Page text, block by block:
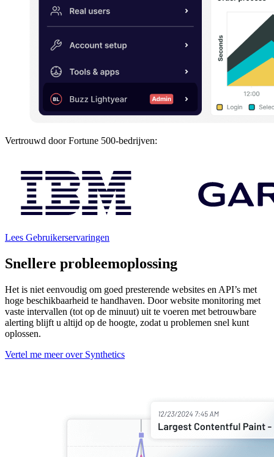
Vertrouwd door Fortune 500-bedrijven:
Lees Gebruikerservaringen
Snellere probleemoplossing
Het is niet eenvoudig om goed presterende websites en API’s met
hoge beschikbaarheid te handhaven. Door website monitoring met
vaste intervallen (tot op de minuut) uit te voeren met betrouwbare
alerting blijft u altijd op de hoogte, zodat u problemen snel kunt
oplossen.
Vertel me meer over Synthetics